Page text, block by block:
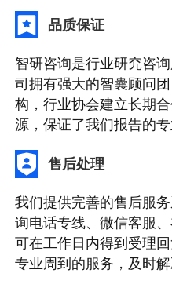
品质保证
智研咨询是行业研究咨
司拥有强大的智囊顾问
构，行业协会建立长期
源，保证了我们报告的专
售后处理
我们提供完善的售后服
询电话专线、微信客服
可在工作日内得到受理
专业周到的服务，及时解